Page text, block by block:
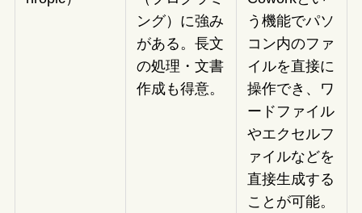
ング）に強み
がある。長文
の処理・文書
作成も得意。
う機能でパソ
コン内のファ
イルを直接に
操作でき、ワ
ードファイル
やエクセルフ
ァイルなどを
直接生成する
ことが可能。